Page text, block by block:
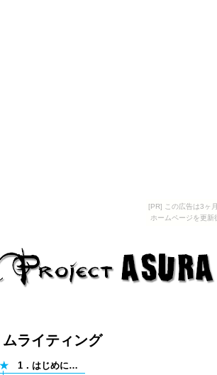
[PR] この広告は3ヶ
ホームページを更
ムライティング
★ 1．はじめに…